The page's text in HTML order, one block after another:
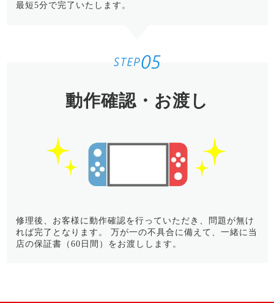
最短5分で完了いたします。
動作確認・お渡し
修理後、お客様に動作確認を行っていただき、問題が無け
れば完了となります。 万が一の不具合に備えて、一緒に当
店の保証書（60日間）をお渡しします。